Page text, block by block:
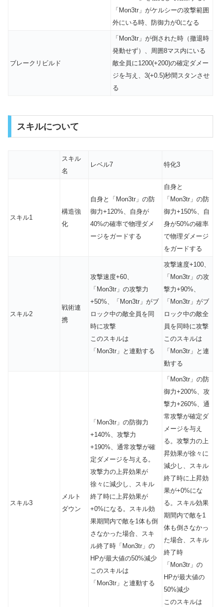
「Mon3tr」がケルシーの攻撃範囲
外にいる時、防御力が0になる
ブレークリビルド
「Mon3tr」が倒された時（撤退時
発動せず）、周囲8マス内にいる
敵全員に1200(+200)の確定ダメー
ジを与え、3(+0.5)秒間 スタンさせ
る
スキルについて
スキル
名
レベル7 特化3
スキル1
構造強
化
自身と「Mon3tr」の防
御力+120%、自身が
40%の確率で物理ダメ
ージをガードする
自身と
「Mon3tr」の防
御力+150%、自
身が50%の確率
で物理ダメージ
をガードする
スキル2
戦術連
携
攻撃速度+60、
「Mon3tr」の攻撃力
+50%、「Mon3tr」がブ
ロック中の敵全員を同
時に攻撃
このスキルは
「Mon3tr」と 連動する
攻撃速度+100、
「Mon3tr」の攻
撃力+90%、
「Mon3tr」がブ
ロック中の敵全
員を同時に攻撃
このスキルは
「Mon3tr」と 連
動する
スキル3
メルト
ダウン
「Mon3tr」の防御力
+140%、攻撃力
+190%、通常攻撃が確
定ダメージを与える。
攻撃力の上昇効果が
徐々に減少し、スキル
終了時に上昇効果が
+0%になる。スキル効
果期間内で敵を1体も倒
さなかった場合、スキ
ル終了時「Mon3tr」の
HPが最大値の50%減少
このスキルは
「Mon3tr」と 連動する
「Mon3tr」の防
御力+200%、攻
撃力+260%、通
常攻撃が確定ダ
メージを与え
る。攻撃力の上
昇効果が徐々に
減少し、スキル
終了時に上昇効
果が+0%にな
る。スキル効果
期間内で敵を1
体も倒さなかっ
た場合、スキル
終了時
「Mon3tr」の
HPが最大値の
50%減少
このスキルは